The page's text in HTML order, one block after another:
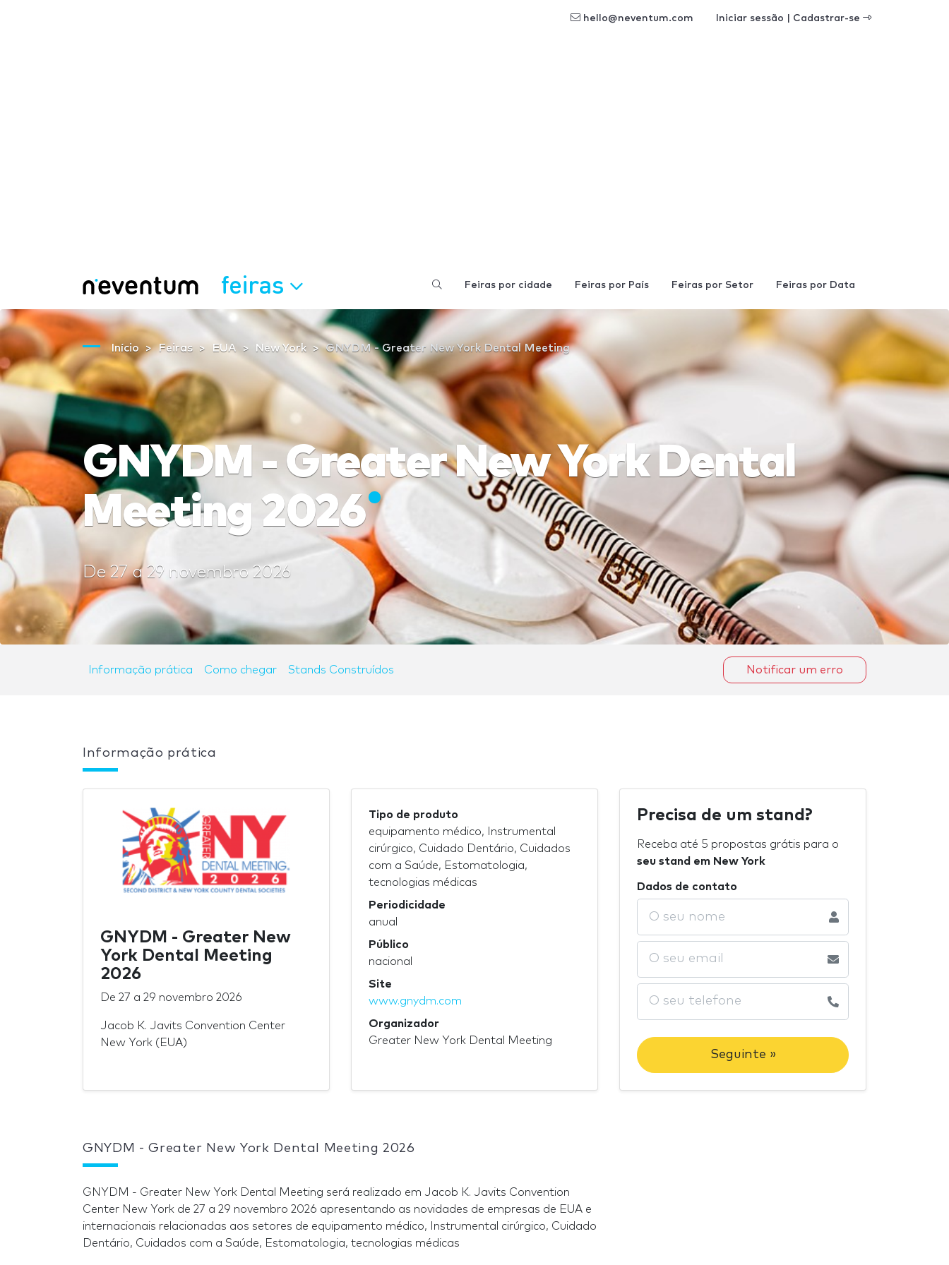
hello@neventum.com Iniciar sessão | Cadastrar-se
feiras Feiras por cidade Feiras por País Feiras por Setor Feiras por Data
Início Feiras EUA New York GNYDM - Greater New York Dental Meeting
GNYDM - Greater New York Dental
Meeting 2026
De 27a 29 novembro 2026
Informação prática Como chegar Stands Construídos Notificar um erro
Informação prática
GNYDM - Greater New
York Dental Meeting
2026
De 27 a 29 novembro 2026
Jacob K. Javits Convention Center
New York (EUA)
Tipo de produto
equipamento médico, Instrumental
cirúrgico, Cuidado Dentário, Cuidados
com a Saúde, Estomatologia,
tecnologias médicas
Periodicidade
anual
Público
nacional
Site
www.gnydm.com
Organizador
Greater New York Dental Meeting
Precisa de um stand?
Receba até 5 propostas grátis para o
seu stand em New York
Dados de contato
Seguinte »
GNYDM - Greater New York Dental Meeting 2026
GNYDM - Greater New York Dental Meeting será realizado em Jacob K. Javits Convention
Center New York de 27 a 29 novembro 2026 apresentando as novidades de empresas de EUA e
internacionais relacionadas aos setores de equipamento médico, Instrumental cirúrgico, Cuidado
Dentário, Cuidados com a Saúde, Estomatologia, tecnologias médicas